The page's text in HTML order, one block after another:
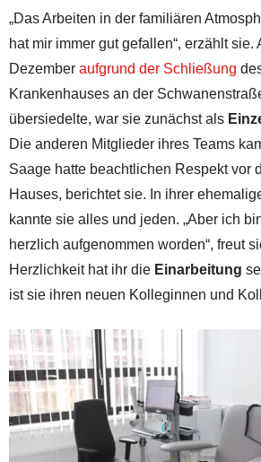
„Das Arbeiten in der familiären
hat mir immer gut gefallen“, erzählt sie.
Dezember aufgrund der Schließung
Krankenhauses an der
übersiedelte, war sie zunächst als
Die anderen Mitglieder ihres Teams
Saage hatte beachtlichen Respekt vor
Hauses, berichtet sie. In ihrer
kannte sie alles und jeden. „Aber ich
herzlich aufgenommen worden“, freut
Herzlichkeit hat ihr die Einarbeitung
ist sie ihren neuen Kolleginnen und